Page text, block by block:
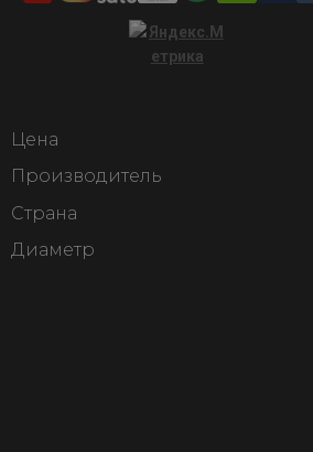
Цена
Производитель
Страна
Диаметр